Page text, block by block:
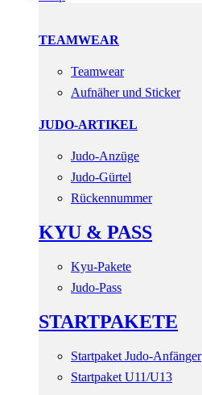
TEAMWEAR
Teamwear
Aufnäher und Sticker
JUDO-ARTIKEL
Judo-Anzüge
Judo-Gürtel
Rückennummer
KYU & PASS
Kyu-Pakete
Judo-Pass
STARTPAKETE
Startpaket Judo-Anfänger
Startpaket U11/U13